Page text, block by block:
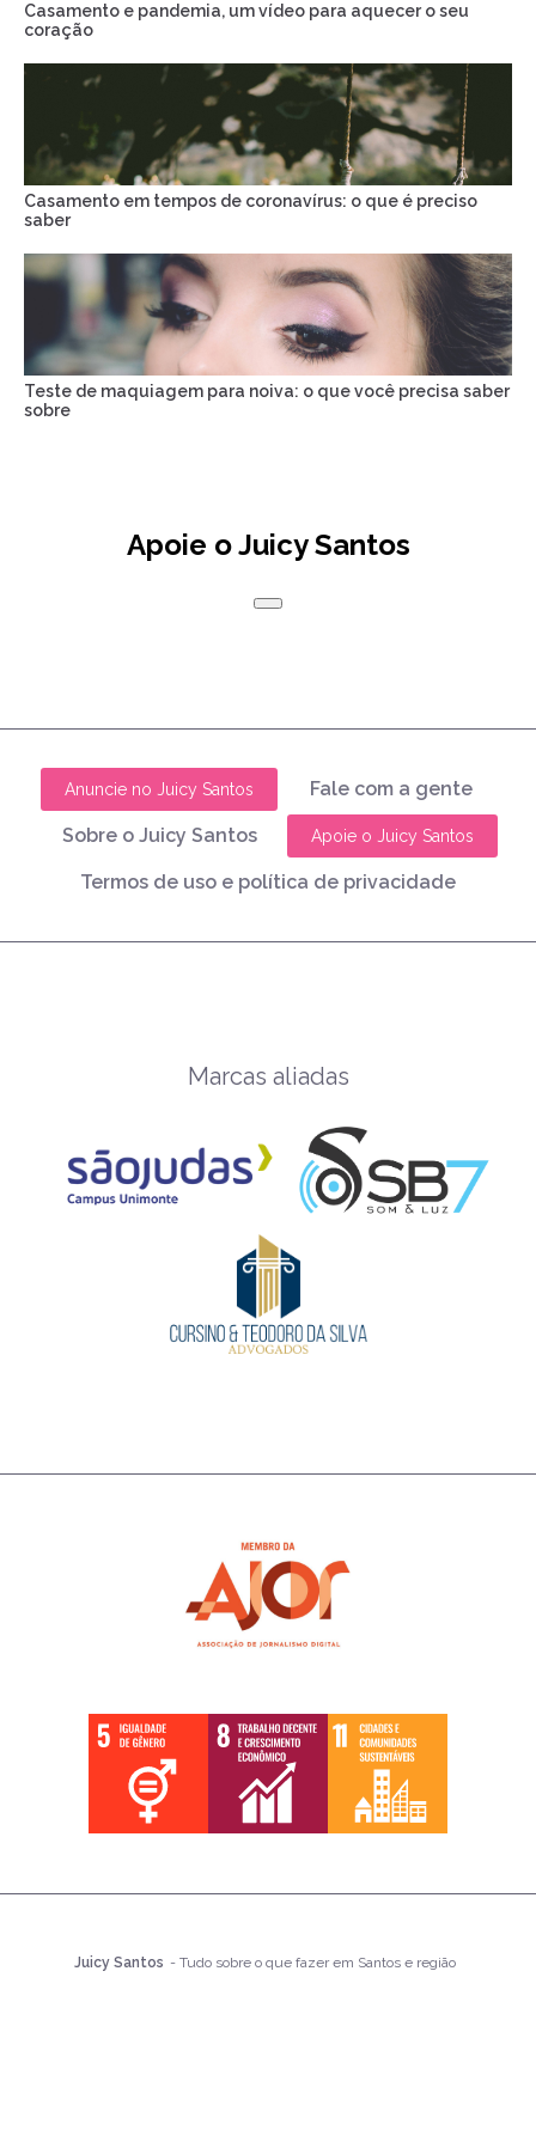
Casamento e pandemia, um vídeo para aquecer o seu
coração
Casamento em tempos de coronavírus: o que é preciso
saber
Teste de maquiagem para noiva: o que você precisa saber
sobre
Apoie o Juicy Santos
Anuncie no Juicy Santos Fale com a gente
Sobre o Juicy Santos Apoie o Juicy Santos
Termos de uso e política de privacidade
Marcas aliadas
Juicy Santos - Tudo sobre o que fazer em Santos e região